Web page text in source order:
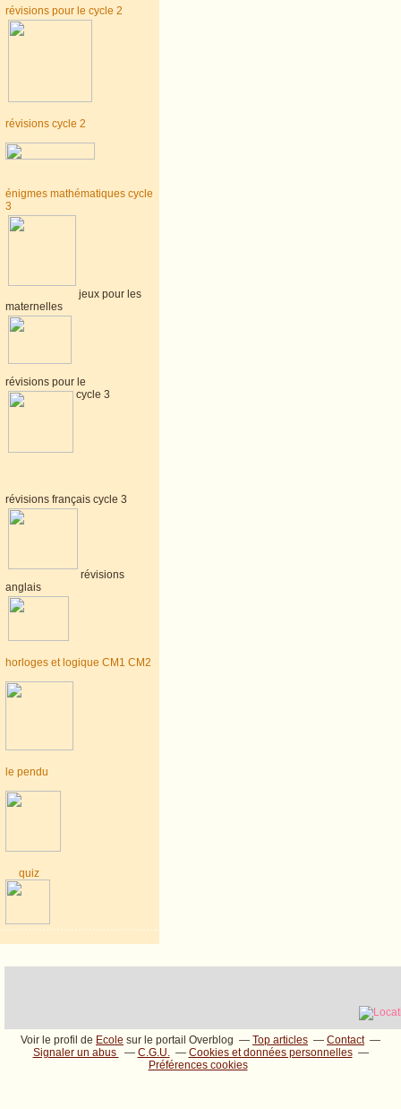
révisions pour le cycle 2
révisions cycle 2
énigmes mathématiques cycle
3
jeux pour les
maternelles
révisions pour le
cycle 3
révisions français cycle 3
révisions
anglais
horloges et logique CM1 CM2
le pendu
quiz
Voir le profil de Ecole sur le portail Overblog Top articles
Contact
Signaler un abus
C.G.U.
Cookies et données personnelles
Préférences cookies